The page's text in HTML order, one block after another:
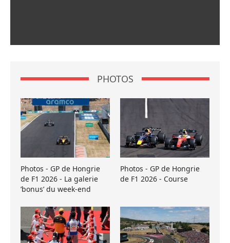
PHOTOS
Photos - GP de Hongrie
de F1 2026 - La galerie
’bonus’ du week-end
Photos - GP de Hongrie
de F1 2026 - Course